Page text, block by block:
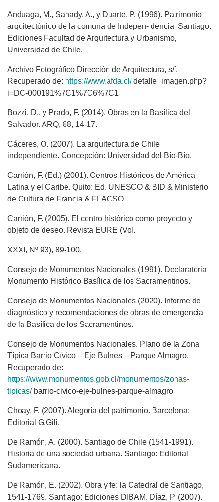
Anduaga, M., Sahady, A., y Duarte, P. (1996). Patrimonio
arquitectónico de la comuna de Indepen- dencia. Santiago:
Ediciones Facultad de Arquitectura y Urbanismo,
Universidad de Chile.
Archivo Fotográfico Dirección de Arquitectura, s/f.
Recuperado de: https://www.afda.cl/detalle_imagen.php?
i=DC-000191%7C1%7C6%7C1
Bozzi, D., y Prado, F. (2014). Obras en la Basílica del
Salvador. ARQ, 88, 14-17.
Cáceres, O. (2007). La arquitectura de Chile
independiente. Concepción: Universidad del Bío-Bío.
Carrión, F. (Ed.) (2001). Centros Históricos de América
Latina y el Caribe. Quito: Ed. UNESCO & BID & Ministerio
de Cultura de Francia & FLACSO.
Carrión, F. (2005). El centro histórico como proyecto y
objeto de deseo. Revista EURE (Vol.
XXXI, Nº 93), 89-100.
Consejo de Monumentos Nacionales (1991). Declaratoria
Monumento Histórico Basílica de los Sacramentinos.
Consejo de Monumentos Nacionales (2020). Informe de
diagnóstico y recomendaciones de obras de emergencia
de la Basílica de los Sacramentinos.
Consejo de Monumentos Nacionales. Plano de la Zona
Típica Barrio Cívico – Eje Bulnes – Parque Almagro.
Recuperado de:
https://www.monumentos.gob.cl/monumentos/zonas-
tipicas/barrio-civico-eje-bulnes-parque-almagro
Choay, F. (2007). Alegoría del patrimonio. Barcelona:
Editorial G.Gili.
De Ramón, A. (2000). Santiago de Chile (1541-1991).
Historia de una sociedad urbana. Santiago: Editorial
Sudamericana.
De Ramón, E. (2002). Obra y fe: la Catedral de Santiago,
1541-1769. Santiago: Ediciones DIBAM. Díaz, P. (2007).